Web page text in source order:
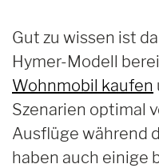
Gut zu wissen ist
Hymer-Modell
Wohnmobil kaufen
Szenarien optimal
Ausflüge während
haben auch einige